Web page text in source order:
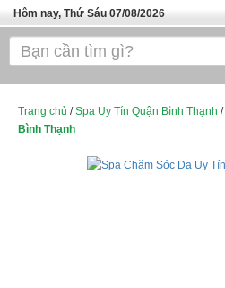
Hôm nay, Thứ Sáu 07/08/2026
Trang chủ
SPA TPHCM
Trang chủ /Spa Uy Tín Quận Bình Thạnh /
Bình Thạnh